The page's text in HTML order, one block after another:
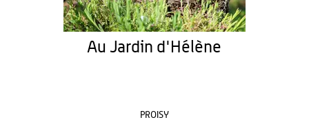
Au Jardin d'Hélène
PROISY